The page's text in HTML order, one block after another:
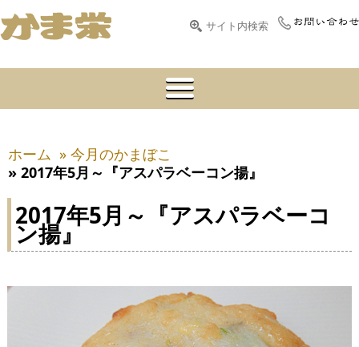
ホーム » 今月のかまぼこ
» 2017年5月～『アスパラベーコン揚』
2017年5月～『アスパラベーコ
ン揚』